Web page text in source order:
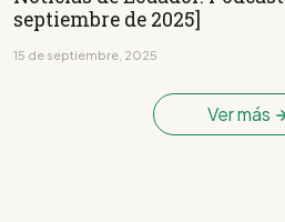
septiembre de 2025]
15 de septiembre, 2025
Ver más